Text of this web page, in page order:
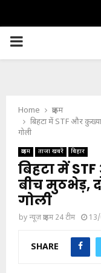
PRIMARY
Home
क्राइम
बिहटा में STF और
गोली
क्राइम ताजा खबरें बिहार
बिहटा में
बीच मुठभेड़,
गोली
byन्यूज़ क्राइम 24 टीम
SHARE